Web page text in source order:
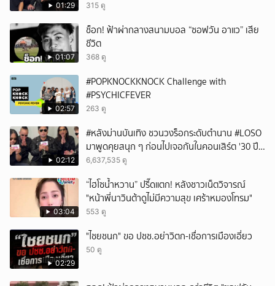
01:29 315 ดู
01:07
ช็อก! ฟ้าผ่ากลางสนามบอล “ซอฟวัน อาแว” เสีย
ชีวิต
368 ดู
02:57
#POPKNOCKKNOCK Challenge with
#PSYCHICFEVER
263 ดู
02:12
#หลังม่านบันเทิง ชวนวงร็อกระดับตำนาน #LOSO
มาพูดคุยสนุก ๆ ก่อนไปเจอกันในคอนเสิร์ต '30 ปี
LOSO นานเท่าไรก็รอ'
6,637,535 ดู
03:04
“ไฮโซน้ำหวาน” ปรี๊ดแตก! หลังชาวเน็ตวิจารณ์
"หน้าพี่นาวินต้าดูไม่มีความสุข เศร้าหมองโทรม"
553 ดู
02:29
"ไชยชนก" ขอ ปชช.อย่าวิตก-เชื่อการเมืองเอี่ยว
50 ดู